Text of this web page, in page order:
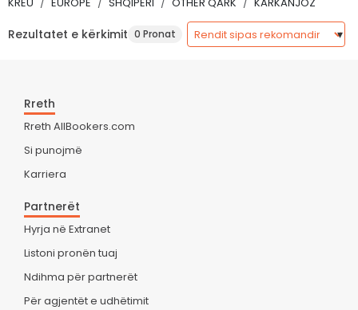
Rezultatet e kërkimit 0 Pronat
Rreth
Rreth AllBookers.com
Si punojmë
Karriera
Partnerët
Hyrja në Extranet
Listoni pronën tuaj
Ndihma për partnerët
Për agjentët e udhëtimit